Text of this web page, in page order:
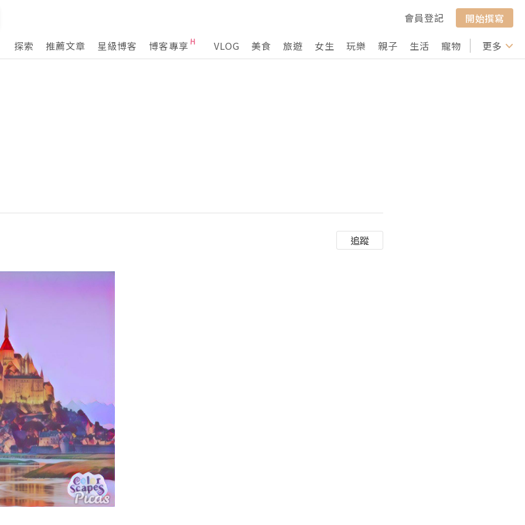
會員登記
開始撰寫
探索
推薦文章 星級博客 博客專享 VLOG 美食 旅遊 女生 玩樂 親子 生活 寵物 行山 打卡
更多
追蹤